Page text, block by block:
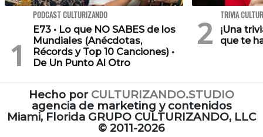
PODCAST CULTURIZANDO
E73 • Lo que NO SABES de los
Mundiales (Anécdotas,
Récords y Top 10 Canciones) •
De Un Punto Al Otro
TRIVIA
¡Una
que te
Hecho por CULTURIZANDO.STUDIO
agencia de marketing y contenidos
Miami, Florida GRUPO CULTURIZANDO, LLC
© 2011-2026